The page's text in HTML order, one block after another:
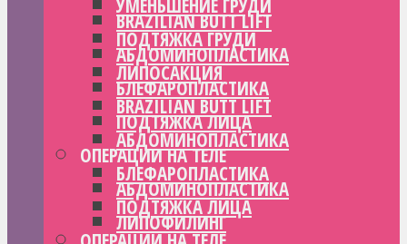
BRAZILIAN BUTT LIFT
АБДОМИНОПЛАСТИКА
БЛЕФАРОПЛАСТИКА
ПОДТЯЖКА ЛИЦА
ОПЕРАЦИИ НА ТЕЛЕ
АБДОМИНОПЛАСТИКА
ЛИПОФИЛИНГ
УМЕНЬШЕНИЕ ГРУДИ
ПОДТЯЖКА ГРУДИ
ЛИПОСАКЦИЯ
BRAZILIAN BUTT LIFT
АБДОМИНОПЛАСТИКА
БЛЕФАРОПЛАСТИКА
ПОДТЯЖКА ЛИЦА